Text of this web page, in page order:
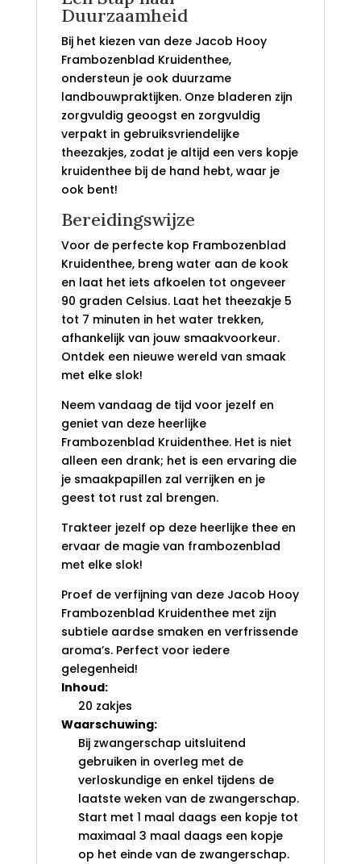
Duurzaamheid
Bij het kiezen van deze Jacob Hooy
Frambozenblad Kruidenthee,
ondersteun je ook duurzame
landbouwpraktijken. Onze bladeren zijn
zorgvuldig geoogst en zorgvuldig
verpakt in gebruiksvriendelijke
theezakjes, zodat je altijd een vers kopje
kruidenthee bij de hand hebt, waar je
ook bent!
Bereidingswijze
Voor de perfecte kop Frambozenblad
Kruidenthee, breng water aan de kook
en laat het iets afkoelen tot ongeveer
90 graden Celsius. Laat het theezakje 5
tot 7 minuten in het water trekken,
afhankelijk van jouw smaakvoorkeur.
Ontdek een nieuwe wereld van smaak
met elke slok!
Neem vandaag de tijd voor jezelf en
geniet van deze heerlijke
Frambozenblad Kruidenthee. Het is niet
alleen een drank; het is een ervaring die
je smaakpapillen zal verrijken en je
geest tot rust zal brengen.
Trakteer jezelf op deze heerlijke thee en
ervaar de magie van frambozenblad
met elke slok!
Proef de verfijning van deze Jacob Hooy
Frambozenblad Kruidenthee met zijn
subtiele aardse smaken en verfrissende
aroma’s. Perfect voor iedere
gelegenheid!
Inhoud:
20 zakjes
Waarschuwing:
Bij zwangerschap uitsluitend
gebruiken in overleg met de
verloskundige en enkel tijdens de
laatste weken van de zwangerschap.
Start met 1 maal daags een kopje tot
maximaal 3 maal daags een kopje
op het einde van de zwangerschap.